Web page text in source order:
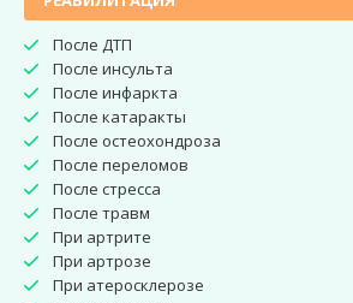
После ДТП
После инсульта
После инфаркта
После катаракты
После остеохондроза
После переломов
После стресса
После травм
При артрите
При артрозе
При атеросклерозе